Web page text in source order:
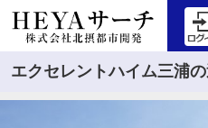
エクセレントハイム三浦